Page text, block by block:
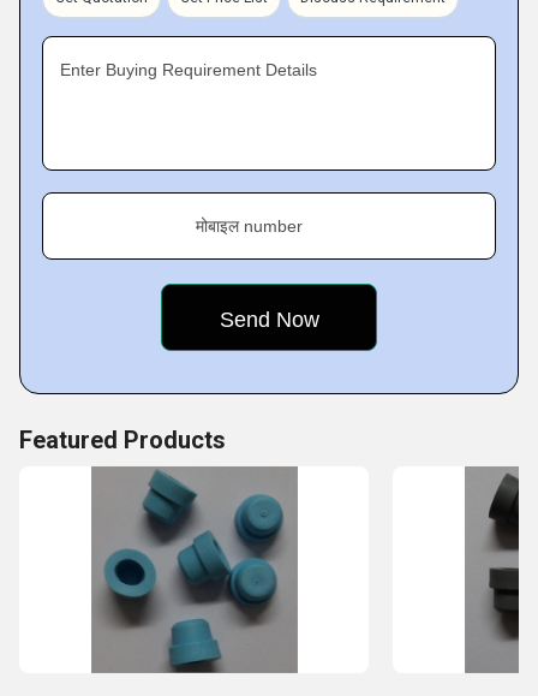
Fact SheetEnter Buying Requirement Details
मोबाइल number
Featured Products